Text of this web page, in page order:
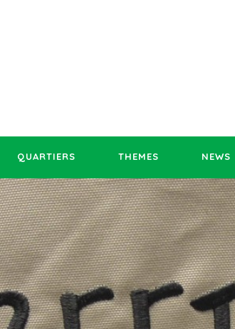
QUARTIERS THEMES NEWS